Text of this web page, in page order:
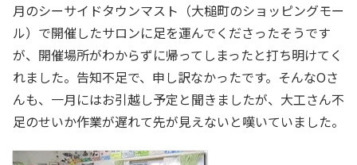
月のシーサイドタウンマスト（大槌町のショッピングモー
ル）で開催したサロンに足を運んでくださったそうです
が、開催場所がわからずに帰ってしまったと打ち明けてく
れました。告知不足で、申し訳なかったです。そんなOさ
んも、一月にはお引越し予定と聞きましたが、大工さん不
足のせいか作業が遅れて先が見えないと嘆いていました。